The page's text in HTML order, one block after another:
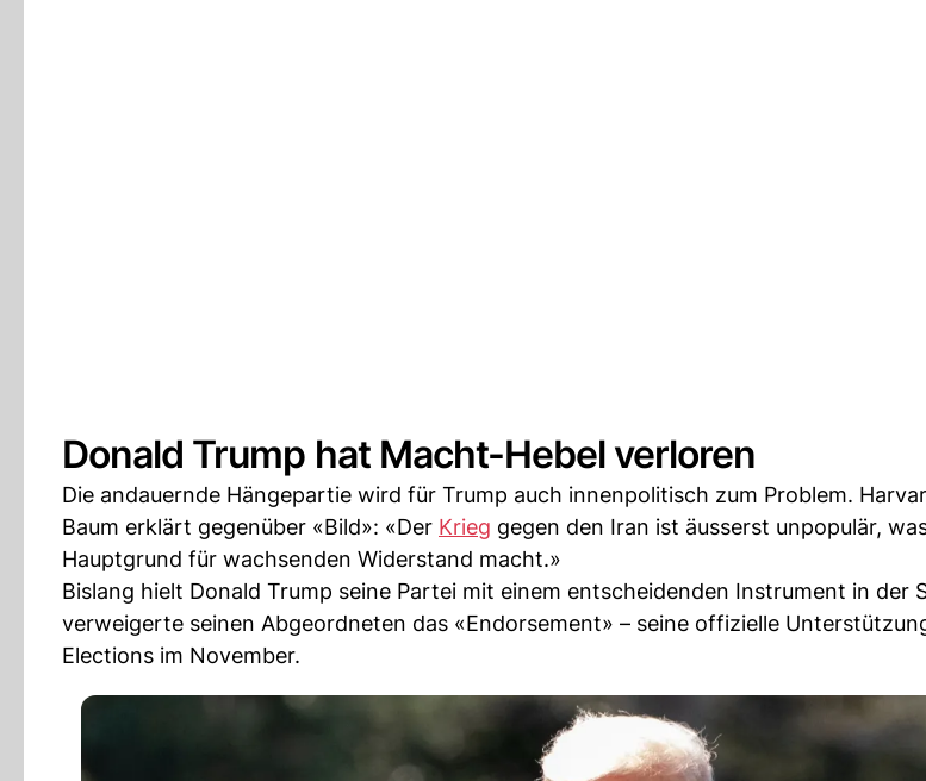
Donald Trump hat Macht-Hebel verloren
Die andauernde Hängepartie wird für Trump auch innenpolitisch zum Problem.
Baum erklärt gegenüber «Bild»: «Der Krieg gegen den Iran ist äusserst unpopulär,
Hauptgrund für wachsenden Widerstand macht.»
Bislang hielt Donald Trump seine Partei mit einem entscheidenden Instrument in der
verweigerte seinen Abgeordneten das «Endorsement» – seine offizielle
Elections im November.